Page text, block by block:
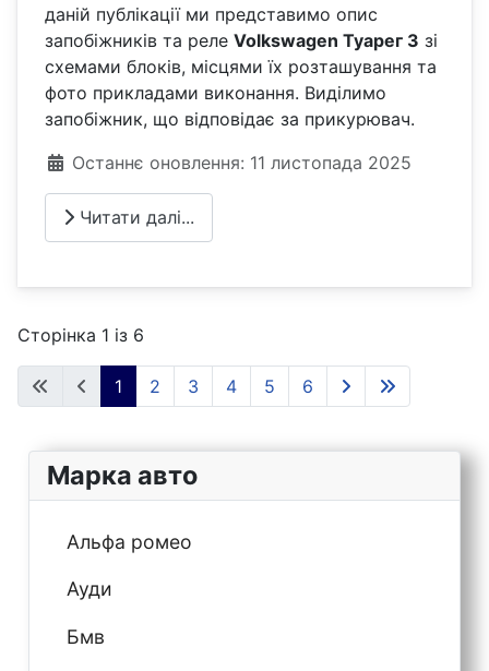
даній публікації ми представимо опис
запобіжників та реле Volkswagen Туарег 3 зі
схемами блоків, місцями їх розташування та
фото прикладами виконання. Виділимо
запобіжник, що відповідає за прикурювач.
Деталі
Останнє оновлення: 11 листопада 2025
Читати далі...
Сторінка 1 із 6
1 2 3 4 5 6
Марка авто
Альфа ромео
Ауди
Бмв